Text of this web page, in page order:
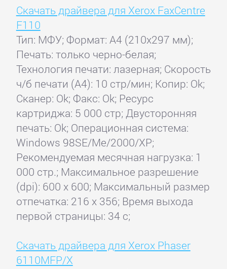
Скачать драйвера для Xerox FaxCentre
F110
Тип: МФУ; Формат: A4 (210x297 мм);
Печать: только черно-белая;
Технология печати: лазерная; Скорость
ч/б печати (А4): 10 стр/мин; Копир: Ok;
Сканер: Ok; Факс: Ok; Ресурс
картриджа: 5 000 стр; Двусторонняя
печать: Ok; Операционная система:
Windows 98SE/Me/2000/XP;
Рекомендуемая месячная нагрузка: 1
000 стр.; Максимальное разрешение
(dpi): 600 x 600; Максимальный размер
отпечатка: 216 x 356; Время выхода
первой страницы: 34 с;
Скачать драйвера для Xerox Phaser
6110MFP/X